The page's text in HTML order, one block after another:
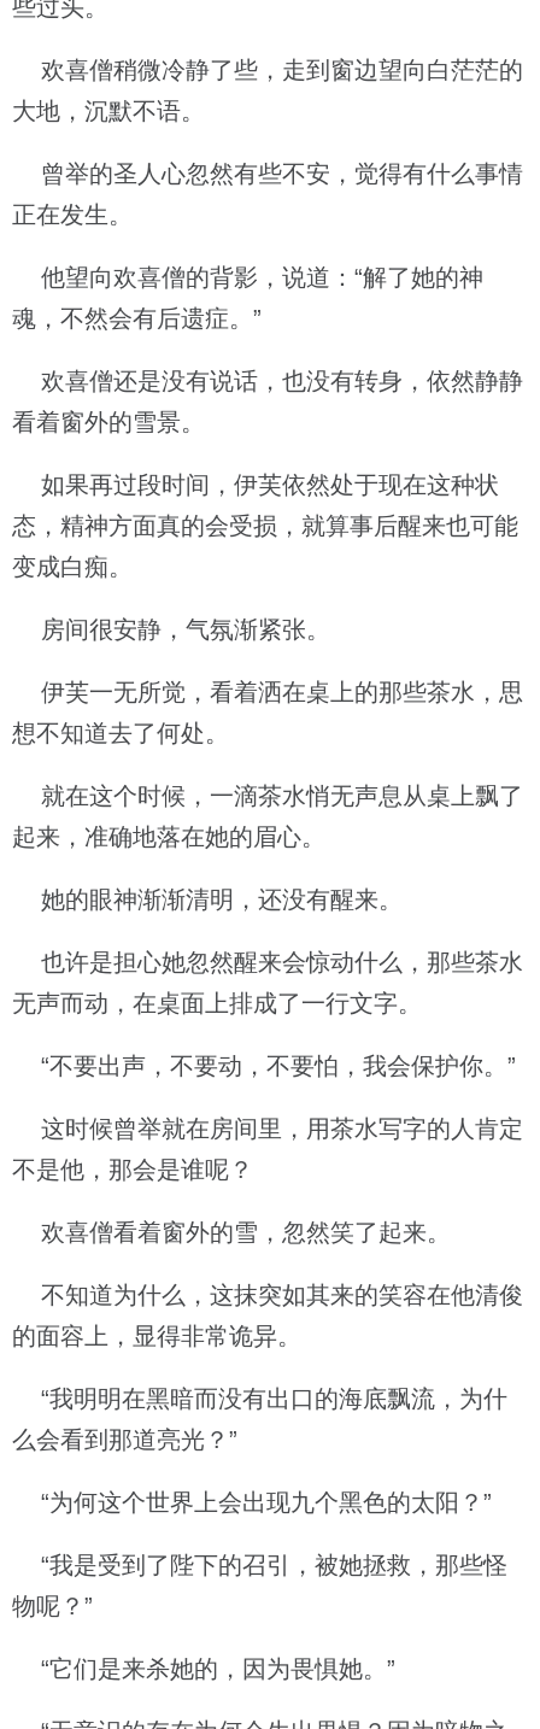
些过头。
欢喜僧稍微冷静了些，走到窗边望向白茫茫的
大地，沉默不语。
曾举的圣人心忽然有些不安，觉得有什么事情
正在发生。
他望向欢喜僧的背影，说道：“解了她的神
魂，不然会有后遗症。”
欢喜僧还是没有说话，也没有转身，依然静静
看着窗外的雪景。
如果再过段时间，伊芙依然处于现在这种状
态，精神方面真的会受损，就算事后醒来也可能
变成白痴。
房间很安静，气氛渐紧张。
伊芙一无所觉，看着洒在桌上的那些茶水，思
想不知道去了何处。
就在这个时候，一滴茶水悄无声息从桌上飘了
起来，准确地落在她的眉心。
她的眼神渐渐清明，还没有醒来。
也许是担心她忽然醒来会惊动什么，那些茶水
无声而动，在桌面上排成了一行文字。
“不要出声，不要动，不要怕，我会保护你。”
这时候曾举就在房间里，用茶水写字的人肯定
不是他，那会是谁呢？
欢喜僧看着窗外的雪，忽然笑了起来。
不知道为什么，这抹突如其来的笑容在他清俊
的面容上，显得非常诡异。
“我明明在黑暗而没有出口的海底飘流，为什
么会看到那道亮光？”
“为何这个世界上会出现九个黑色的太阳？”
“我是受到了陛下的召引，被她拯救，那些怪
物呢？”
“它们是来杀她的，因为畏惧她。”